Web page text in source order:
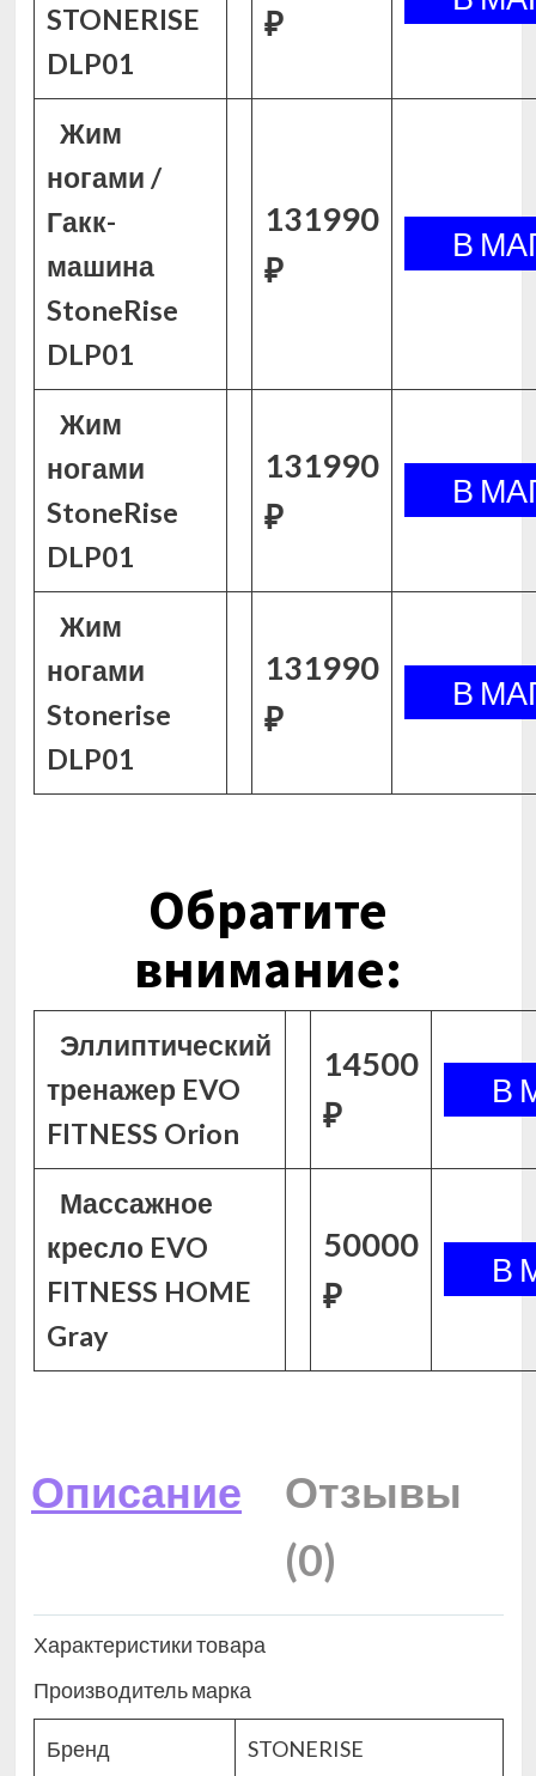
STONERISE
DLP01
₽
Жим
ногами /
Гакк-
машина
StoneRise
DLP01
131990
₽
Жим
ногами
StoneRise
DLP01
131990
₽
Жим
ногами
Stonerise
DLP01
131990
₽
Обратите
внимание:
Эллиптический
тренажер EVO
FITNESS Orion
14500
₽
Массажное
кресло EVO
FITNESS HOME
Gray
50000
₽
Описание
Отзывы
(0)
Характеристики товара
Производитель марка
Бренд STONERISE